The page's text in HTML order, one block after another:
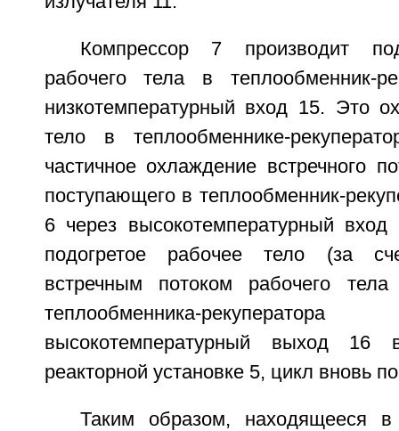
Компрессор 7 производит
рабочего тела в теплообменник-
низкотемпературный вход 15. Это
тело в теплообменнике-
частичное охлаждение встречного
поступающего в теплообменник-
6 через высокотемпературный
подогретое рабочее тело (за
встречным потоком рабочего
теплообменника-
высокотемпературный выход 16
реакторной установке 5, цикл вновь
Таким образом, находящееся в